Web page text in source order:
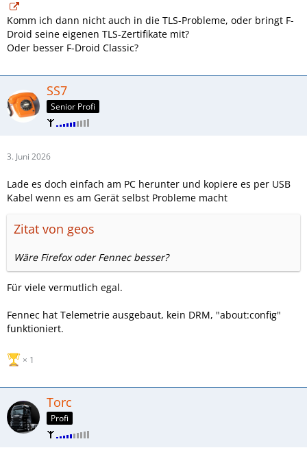
Komm ich dann nicht auch in die TLS-Probleme, oder bringt F-
Droid seine eigenen TLS-Zertifikate mit?
Oder besser F-Droid Classic?
SS7
Senior Profi
3. Juni 2026
Lade es doch einfach am PC herunter und kopiere es per USB
Kabel wenn es am Gerät selbst Probleme macht
Zitat von geos
Wäre Firefox oder Fennec besser?
Für viele vermutlich egal.
Fennec hat Telemetrie ausgebaut, kein DRM, "about:config"
funktioniert.
1
Torc
Profi